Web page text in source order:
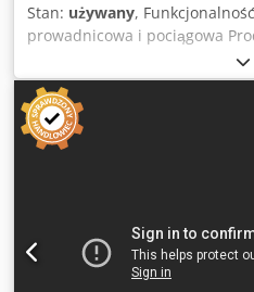
Stan: używany,
prowadnicowa i pociągowa
Harbeck Typ VDF V3 Dane
Heidenreich & Harbeck
Rok produkcji: nieznany
Odległość między kłami: 1000
łożem: 520 mm Przelot
napięciem możliwa w każdej
wystawowej.